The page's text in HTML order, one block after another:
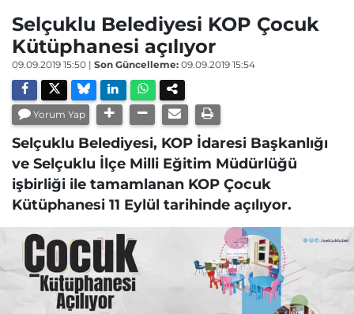
Selçuklu Belediyesi KOP Çocuk
Kütüphanesi açılıyor
09.09.2019 15:50 | Son Güncelleme: 09.09.2019 15:54
Yorum Yap
Selçuklu Belediyesi, KOP İdaresi Başkanlığı
ve Selçuklu İlçe Milli Eğitim Müdürlüğü
işbirliği ile tamamlanan KOP Çocuk
Kütüphanesi 11 Eylül tarihinde açılıyor.